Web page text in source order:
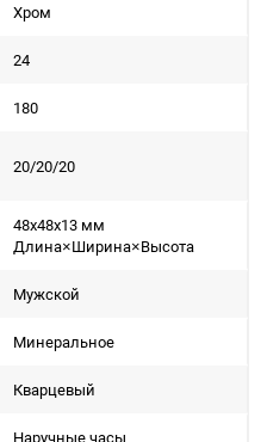
Хром
24
180
20/20/20
48x48x13 мм
Длина×Ширина×Высота
Мужской
Минеральное
Кварцевый
Наручные часы